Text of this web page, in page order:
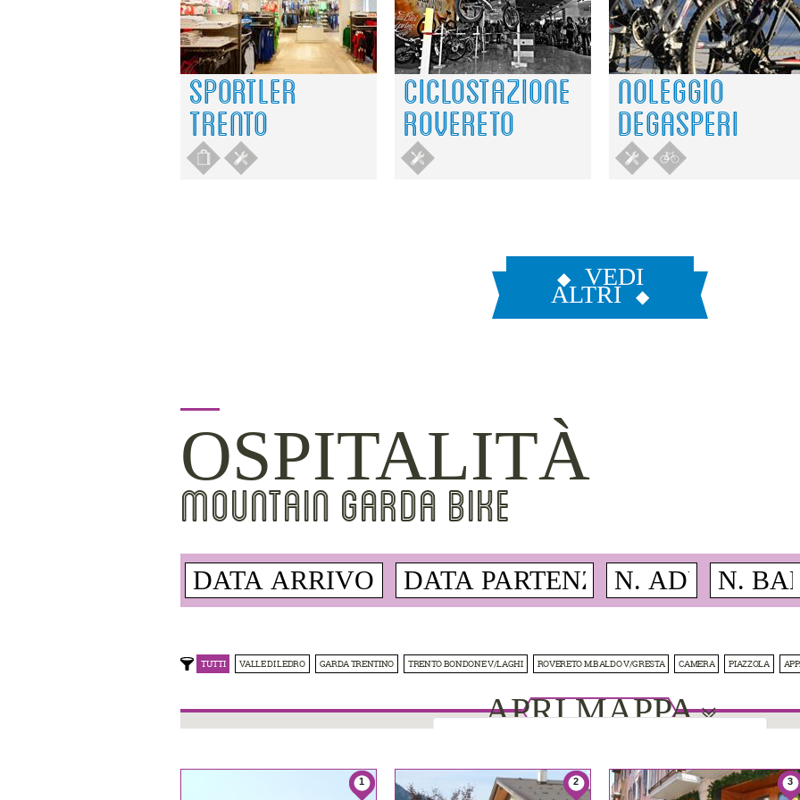
2
42
4
Do you own this website? OK
SPORTLER
TRENTO
CICLOSTAZIONE
ROVERETO
NOLEGGIO
DEGASPERI
VEDI
ALTRI
OSPITALITÀ
MOUNTAIN GARDA BIKE
TUTTI VALLE DI LEDRO GARDA TRENTINO TRENTO BONDONE V/LAGHI ROVERETO M.BALDO V/GRESTA CAMERA PIAZZOLA
APRI MAPPA
This page can't load Google Maps correctly.
1 2 3